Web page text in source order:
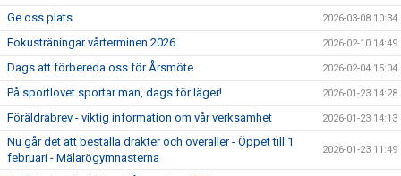
Ge oss plats 2026-03-08 10:34
Fokusträningar vårterminen 2026 2026-02-10 14:49
Dags att förbereda oss för Årsmöte 2026-02-04 15:04
På sportlovet sportar man, dags för läger! 2026-01-23 14:28
Föräldrabrev - viktig information om vår verksamhet 2026-01-23 14:13
Nu går det att beställa dräkter och overaller - Öppet till 1
februari - Mälarögymnasterna
2026-01-23 11:49